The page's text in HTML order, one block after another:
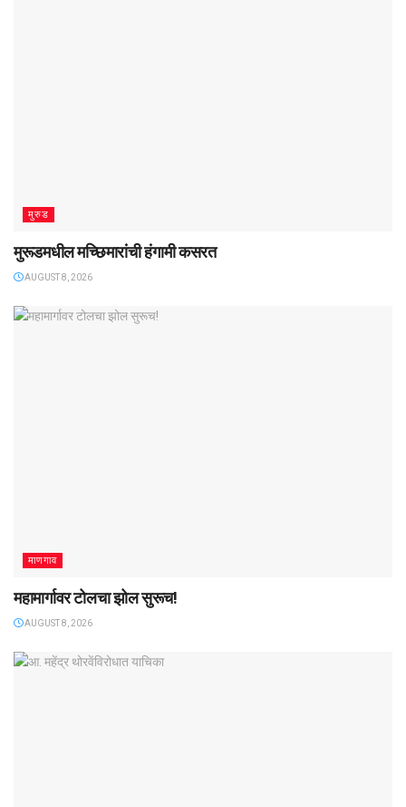
मुरुड
मुरूडमधील मच्छिमारांची हंगामी कसरत
AUGUST 8, 2026
माणगाव
महामार्गावर टोलचा झोल सुरूच!
AUGUST 8, 2026